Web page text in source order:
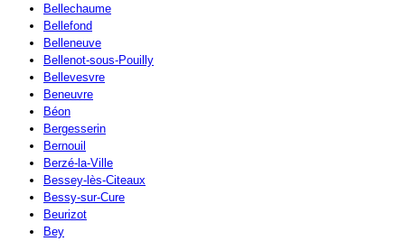
Bellechaume
Bellefond
Belleneuve
Bellenot-sous-Pouilly
Bellevesvre
Beneuvre
Béon
Bergesserin
Bernouil
Berzé-la-Ville
Bessey-lès-Citeaux
Bessy-sur-Cure
Beurizot
Bey